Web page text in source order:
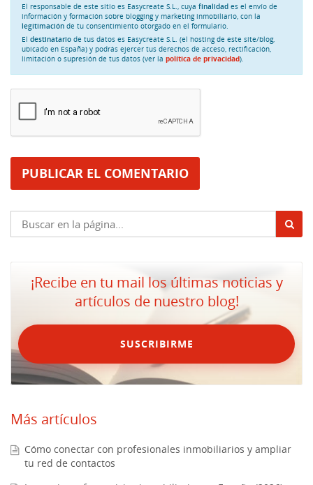
El responsable de este sitio es Easycreate S.L., cuya finalidad es el envío de
información y formación sobre blogging y marketing inmobiliario, con la
legitimación de tu consentimiento otorgado en el formulario.
El destinatario de tus datos es Easycreate S.L. (el hosting de este site/blog,
ubicado en España) y podrás ejercer tus derechos de acceso, rectificación,
limitación o supresión de tus datos (ver la política de privacidad).
¡Recibe en tu mail los últimas noticias y
artículos de nuestro blog!
SUSCRIBIRME
Más artículos
Cómo conectar con profesionales inmobiliarios y ampliar
tu red de contactos